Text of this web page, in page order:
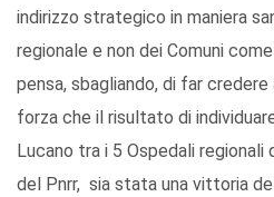
indirizzo strategico in maniera
regionale e non dei Comuni
pensa, sbagliando, di far credere
forza che il risultato di
Lucano tra i 5 Ospedali regionali
del Pnrr, sia stata una vittoria